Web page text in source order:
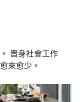
晋身社會工作
來愈少。